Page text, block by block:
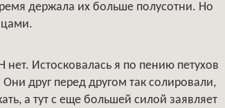
держала их больше полусотни. Но
Истосковалась я по пению петухов
друг перед другом так солировали,
а тут с еще большей силой заявляет